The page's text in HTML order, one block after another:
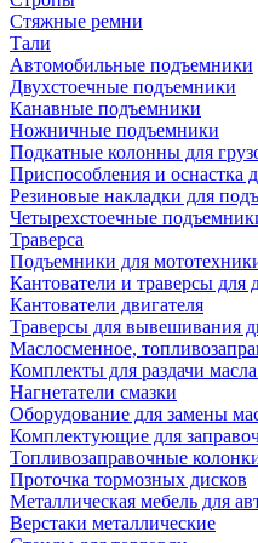
Стяжные ремни
Тали
Автомобильные подъемники
Двухстоечные подъемники
Канавные подъемники
Ножничные подъемники
Подкатные колонны для
Приспособления и оснастка
Резиновые накладки для
Четырехстоечные
Траверса
Подъемники для
Кантователи и траверсы для
Кантователи двигателя
Траверсы для вывешивания
Маслосменное,
Комплекты для раздачи
Нагнетатели смазки
Оборудование для замены
Комплектующие для
Топливозаправочные
Проточка тормозных дисков
Металлическая мебель для
Верстаки металлические